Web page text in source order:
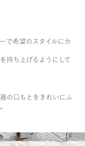
で希望のスタイルにカ
持ち上げるようにして
の口もとをきれいにふ